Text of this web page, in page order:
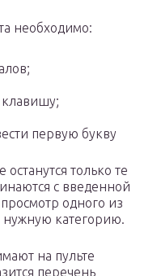
необходимо:
клавишу;
первую букву
только те
с введенной
одного из
нужную категорию.
на пульте
перечень